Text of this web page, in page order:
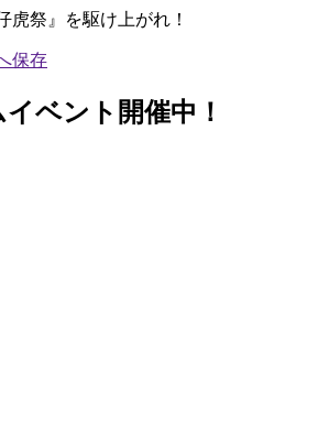
虎祭』を駆け上がれ！
ベント開催中！